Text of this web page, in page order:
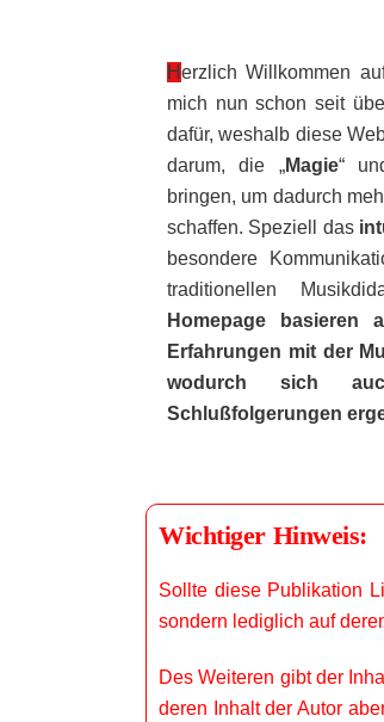
Herzlich Willkommen auf meiner Homepage. Die Musik fasziniert
mich nun schon seit
dafür, weshalb diese
darum, die „Magie“
bringen, um dadurch
schaffen. Speziell das
besondere
traditionellen
Homepage basieren
Erfahrungen mit der
wodurch sich
Schlußfolgerungen
Wichtiger Hinweis:
Sollte diese Publikation
sondern lediglich auf
Des Weiteren gibt der
deren Inhalt der Autor